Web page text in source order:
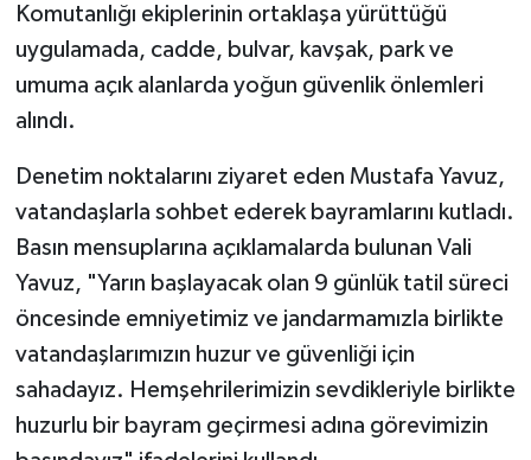
Komutanlığı ekiplerinin ortaklaşa yürüttüğü
uygulamada, cadde, bulvar, kavşak, park ve
umuma açık alanlarda yoğun güvenlik önlemleri
alındı.
Denetim noktalarını ziyaret eden Mustafa Yavuz,
vatandaşlarla sohbet ederek bayramlarını kutladı.
Basın mensuplarına açıklamalarda bulunan Vali
Yavuz, "Yarın başlayacak olan 9 günlük tatil süreci
öncesinde emniyetimiz ve jandarmamızla birlikte
vatandaşlarımızın huzur ve güvenliği için
sahadayız. Hemşehrilerimizin sevdikleriyle birlikte
huzurlu bir bayram geçirmesi adına görevimizin